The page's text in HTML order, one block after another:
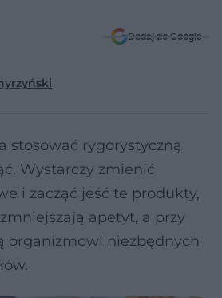
Dodaj do Google
stosować rygorystyczną
Wystarczy zmienić
i zacząć jeść te produkty,
apetyt, a przy
organizmowi niezbędnych